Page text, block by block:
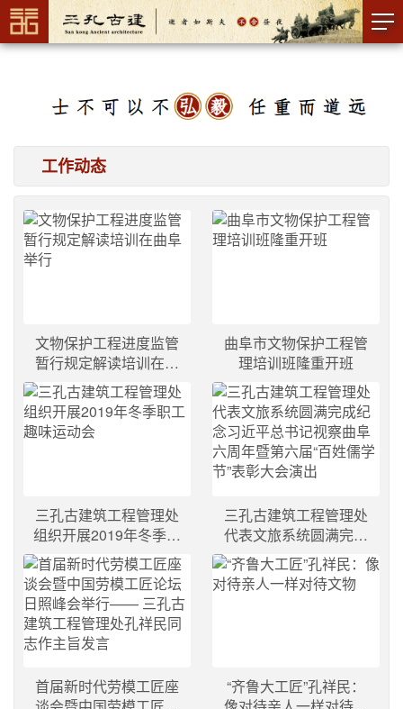
工作动态
文物保护工程进度监管
暂行规定解读培训在曲
阜举行
曲阜市文物保护工程管
理培训班隆重开班
三孔古建筑工程管理处
组织开展2019年冬季职
工趣味运动会
三孔古建筑工程管理处
代表文旅系统圆满完成
纪念习近平总书记视察
曲阜六周年暨第六届“百
姓儒学节”表彰大会演出
首届新时代劳模工匠座
“齐鲁大工匠”孔祥民：